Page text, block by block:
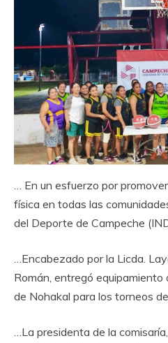
… En un esfuerzo por
física en todas las
del Deporte de Campeche
…Encabezado por la Licda.
Román, entregó
de Nohakal para los torneos
…La presidenta de la